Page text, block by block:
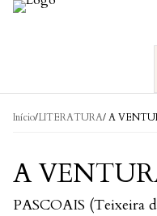
Skip to content
Início/LITERATURA/ A
A
PASCOAIS (Teixeira